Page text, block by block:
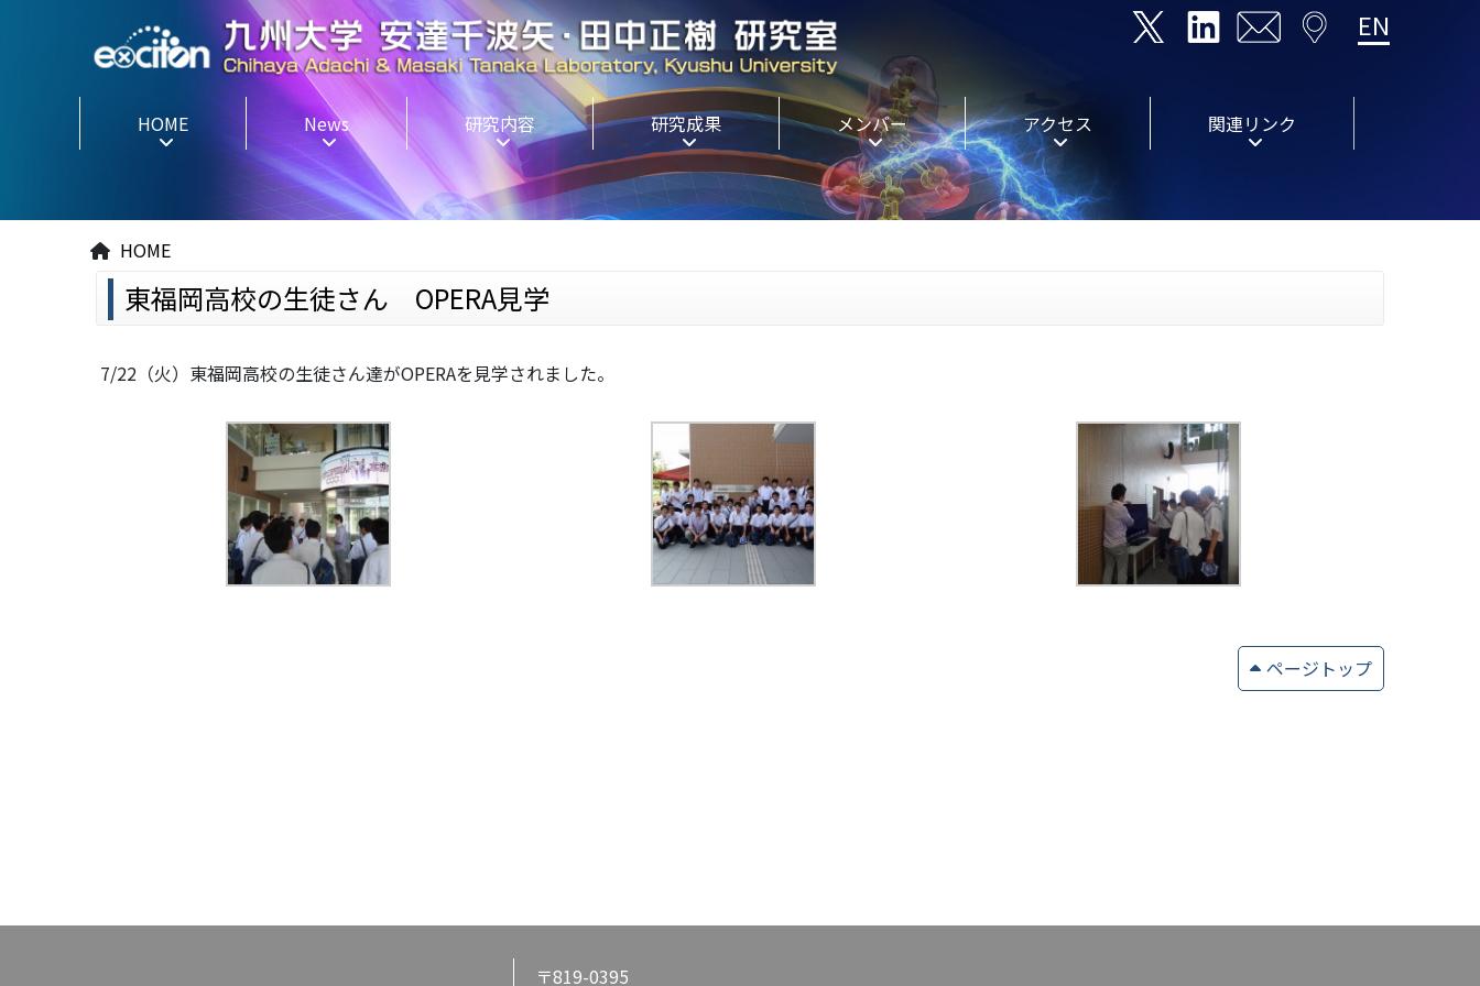
EN
HOME News 研究内容 研究成果 メンバー アクセス 関連リンク
HOME
東福岡高校の生徒さん OPERA見学
7/22（火）東福岡高校の生徒さん達がOPERAを見学されました。
ページトップ
〒819-0395